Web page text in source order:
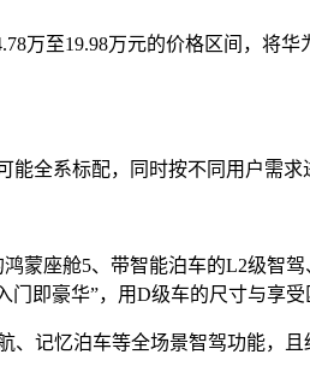
万至19.98万元的价格区间，将
全系标配，同时按不同用户需求
蒙座舱5、带智能泊车的L2级智
即豪华”，用D级车的尺寸与享受
、记忆泊车等全场景智驾功能，